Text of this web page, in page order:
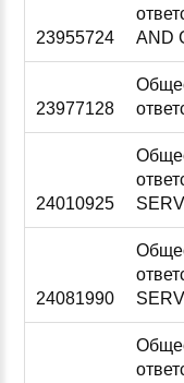
23955724
AND
23977128
24010925
24081990